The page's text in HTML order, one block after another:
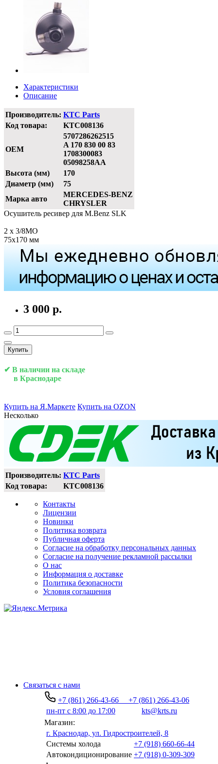
Характеристики
Описание
Производитель: KTC Parts
Код товара:
KTC008136
OEM
5707286262515
A 170 830 00 83
1708300083
05098258AA
Высота (мм)
170
Диаметр (мм)
75
Марка авто
MERCEDES-BENZ
CHRYSLER
Осушитель ресивер для M.Benz SLK
2 x 3/8MO
75х170 мм
3 000 р.
Купить
✔ В наличии на складе
в Краснодаре
Купить на Я.Маркете Купить на OZON
Несколько
Производитель: KTC Parts
Код товара:
KTC008136
Контакты
Лицензии
Новинки
Политика возврата
Публичная оферта
Согласие на обработку персональных данных
Согласие на получение рекламной рассылки
О нас
Информация о доставке
Политика безопасности
Условия соглашения
Связаться с нами
+7 (861) 266-43-66
+7 (861) 266-43-06
пн-пт с 8:00 до 17:00
kts@krts.ru
Магазин:
г. Краснодар, ул. Гидростроителей, 8
Системы холода
+7 (918) 660-66-44
Автокондиционирование +7 (918) 0-309-309